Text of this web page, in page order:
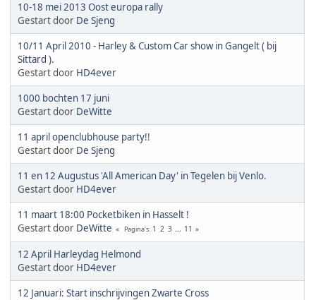
10-18 mei 2013 Oost europa rally
Gestart door De Sjeng
10/11 April 2010 - Harley & Custom Car show in Gangelt ( bij
Sittard ).
Gestart door HD4ever
1000 bochten 17 juni
Gestart door DeWitte
11 april openclubhouse party!!
Gestart door De Sjeng
11 en 12 Augustus 'All American Day' in Tegelen bij Venlo.
Gestart door HD4ever
11 maart 18:00 Pocketbiken in Hasselt !
Gestart door DeWitte Pagina's 1 2 3 ... 11
12 April Harleydag Helmond
Gestart door HD4ever
12 Januari: Start inschrijvingen Zwarte Cross